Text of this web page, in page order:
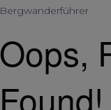
Bergwanderführer
Oops,
Found!